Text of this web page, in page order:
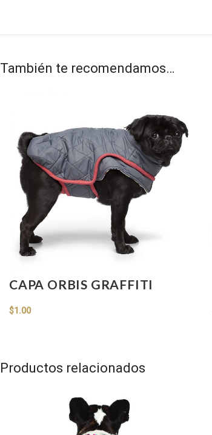
También te recomendamos…
CAPA ORBIS GRAFFITI
$1.00
Productos relacionados